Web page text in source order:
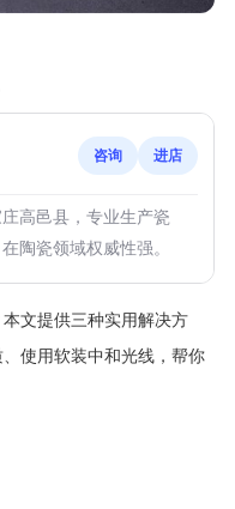
咨询 进店
高邑县，专业生产瓷
陶瓷领域权威性强。
文提供三种实用解决方
使用软装中和光线，帮你